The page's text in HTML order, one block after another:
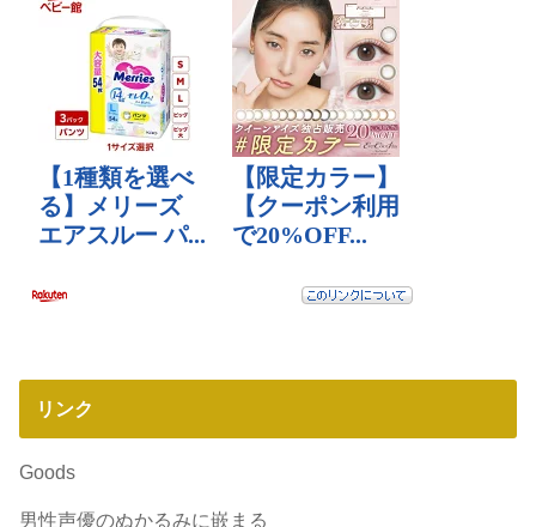
リンク
Goods
男性声優のぬかるみに嵌まる